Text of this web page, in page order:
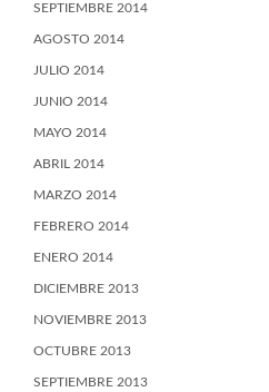
SEPTIEMBRE 2014
AGOSTO 2014
JULIO 2014
JUNIO 2014
MAYO 2014
ABRIL 2014
MARZO 2014
FEBRERO 2014
ENERO 2014
DICIEMBRE 2013
NOVIEMBRE 2013
OCTUBRE 2013
SEPTIEMBRE 2013